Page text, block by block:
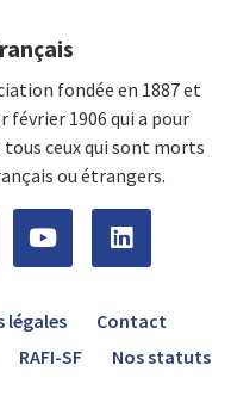
fondée en 1887 et
février 1906 qui a pour
ceux qui sont morts
ou étrangers.
légales
Contact
RAFI-SF Nos statuts